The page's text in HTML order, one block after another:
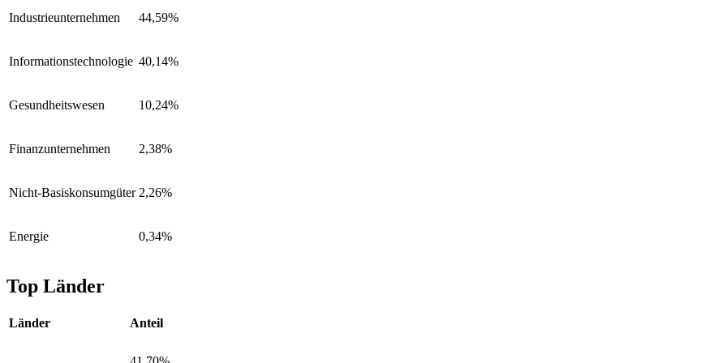
Industrieunternehmen 44,59%
Informationstechnologie 40,14%
Gesundheitswesen 10,24%
Finanzunternehmen 2,38%
Nicht-Basiskonsumgüter 2,26%
Energie 0,34%
Top Länder
Länder Anteil